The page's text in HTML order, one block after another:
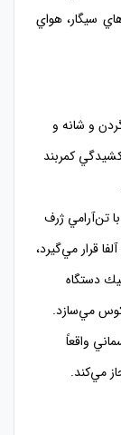
سيگار، هواي
و شانه و
كمربند
تن‌آرامي ژرف
قرار مي‌گيرد،
دستگاه
مي‌سازد.
واقعاً
مي‌كند.